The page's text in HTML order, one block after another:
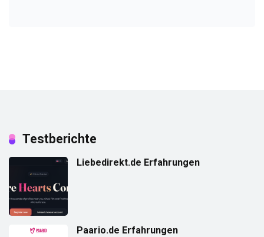
Testberichte
Liebedirekt.de Erfahrungen
Paario.de Erfahrungen